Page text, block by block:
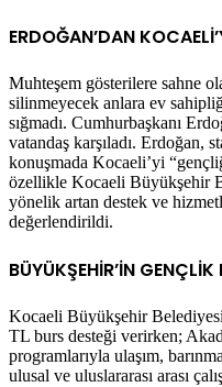
ERDOĞAN’DAN
Muhteşem gösterilere sahne
silinmeyecek anlara ev
sığmadı. Cumhurbaşkanı
vatandaş karşıladı. Erdoğan,
konuşmada Kocaeli’yi
özellikle Kocaeli Büyükşehir
yönelik artan destek ve
değerlendirildi.
BÜYÜKŞEHİR’İN
Kocaeli Büyükşehir
TL burs desteği verirken;
programlarıyla ulaşım,
ulusal ve uluslararası arası